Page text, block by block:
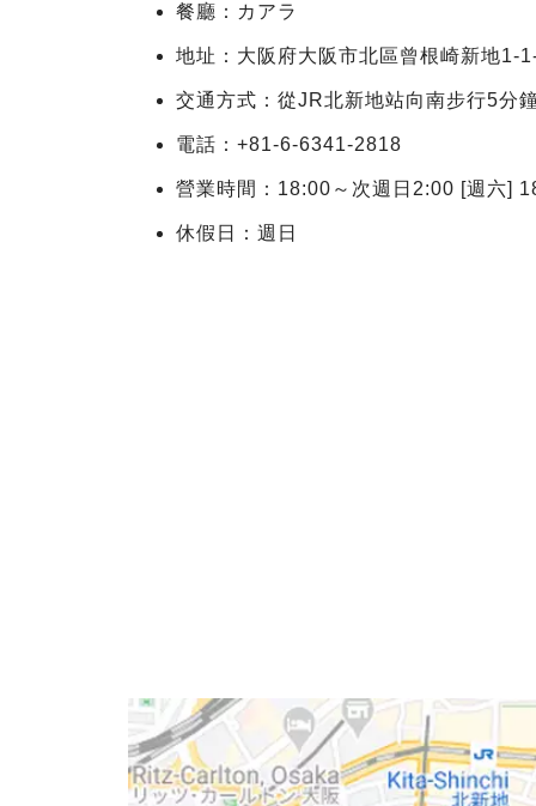
餐廳：カアラ
地址：大阪府大阪市北區曾根崎新地1-
交通方式：從JR北新地站向南步行5分
電話：+81-6-6341-2818
營業時間：18:00～次週日2:00 [週六]
休假日：週日